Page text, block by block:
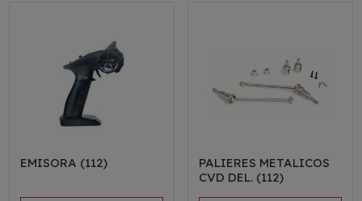
EMISORA (112)
PALIERES METALICOS
CVD DEL. (112)